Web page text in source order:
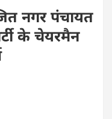
नगर पंचायत
के चेयरमैन